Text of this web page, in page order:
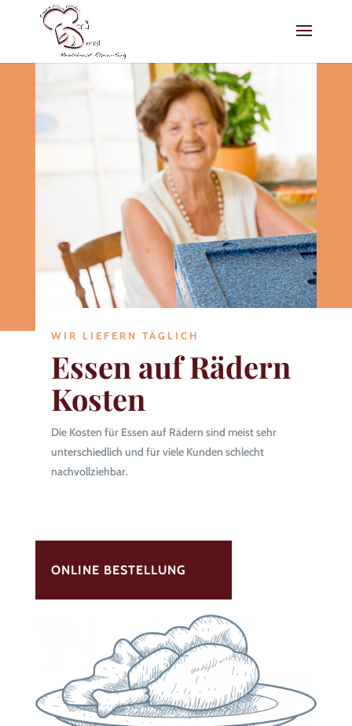
WIR LIEFERN TÄGLICH
Essen auf Rädern
Kosten
Die Kosten für Essen auf Rädern sind meist sehr
unterschiedlich und für viele Kunden schlecht
nachvollziehbar.
ONLINE BESTELLUNG